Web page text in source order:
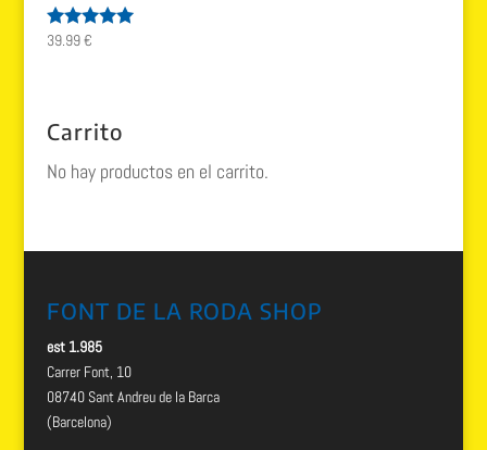
Valorado
39.99€
Carrito
No hay productos en el carrito.
FONT DE LA RODA SHOP
est 1.985
Carrer Font, 10
08740 Sant Andreu de la Barca
(Barcelona)